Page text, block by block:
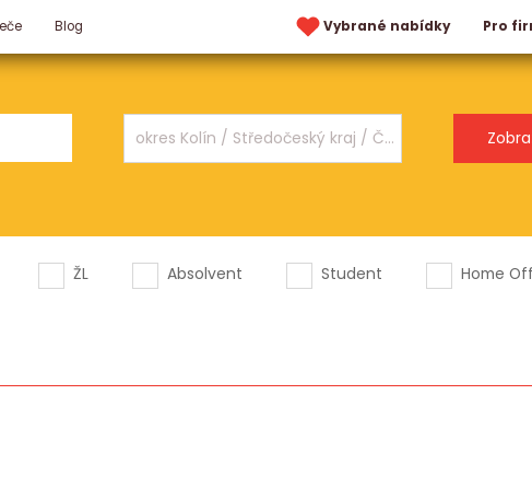
Blog Vybrané nabídky Pro
ŽL Absolvent Student Home